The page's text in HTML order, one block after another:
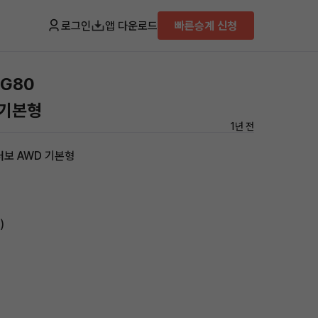
로그인 앱 다운로드 빠른승계 신청
본형
1년 전
AWD 기본형